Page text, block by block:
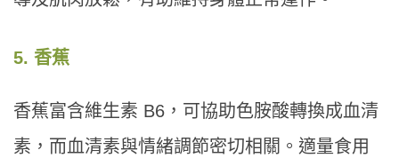
5. 香蕉
香蕉富含維生素 B6，可協助色胺酸轉換成血清
素，而血清素與情緒調節密切相關。適量食用